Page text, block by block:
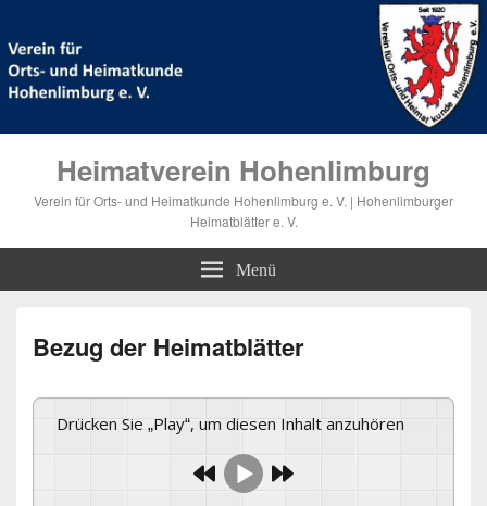
Heimatverein Hohenlimburg
Verein für Orts- und Heimatkunde Hohenlimburg e. V. | Hohenlimburger
Heimatblätter e. V.
Menü
Bezug der Heimatblätter
Drücken Sie „Play“, um diesen Inhalt anzuhören